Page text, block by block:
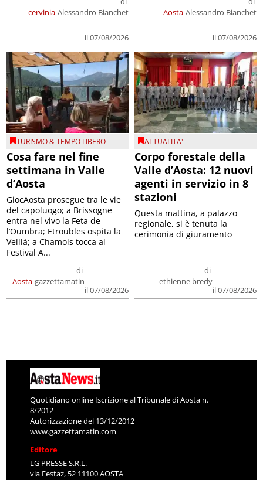
cervinia Alessandro Bianchet
il 07/08/2026
Aosta Alessandro Bianchet
il 07/08/2026
TURISMO & TEMPO LIBERO
Cosa fare nel fine
settimana in Valle
d’Aosta
Aosta
di
gazzettamatin
il 07/08/2026
GiocAosta prosegue tra le vie
del capoluogo; a Brissogne
entra nel vivo la Feta de
l’Oumbra; Etroubles ospita la
Veillà; a Chamois tocca al
Festival A...
ATTUALITA'
Corpo forestale della
Valle d’Aosta: 12 nuovi
agenti in servizio in 8
stazioni
di
ethienne bredy
il 07/08/2026
Questa mattina, a palazzo
regionale, si è tenuta la
cerimonia di giuramento
Quotidiano online Iscrizione al Tribunale di Aosta n.
8/2012
Autorizzazione del 13/12/2012
www.gazzettamatin.com
Editore
LG PRESSE S.R.L.
via Festaz, 52 11100 AOSTA